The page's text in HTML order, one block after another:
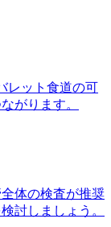
レット食道の可
がります。
体の検査が推奨
討しましょう。